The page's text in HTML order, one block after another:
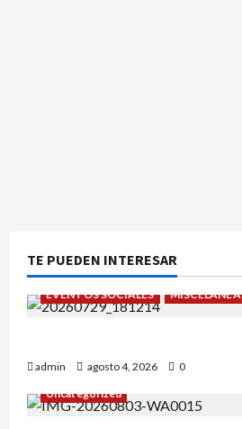
TE PUEDEN INTERESAR
EVENTOS SOCIALES MISCELÁNEA
admin agosto 4, 2026
0
Uncategorized